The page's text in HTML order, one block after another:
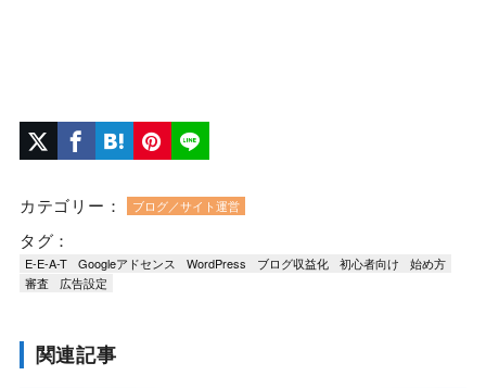
カテゴリー： ブログ／サイト運営
タグ：
E-E-A-T Googleアドセンス WordPress ブログ収益化 初心者向け
始め方
審査
広告設定
関連記事